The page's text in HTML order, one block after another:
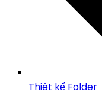
Thiêt kế Folder